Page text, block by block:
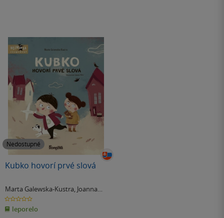
Nedostupné
Kubko hovorí prvé slová
Marta Galewska-Kustra, Joanna
Kłos
0.0
z
5
hvězdiček
leporelo